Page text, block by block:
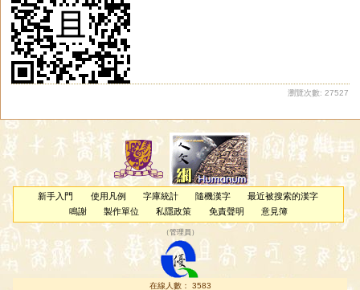
瀏覽次數: 27527
新手入門 使用凡例 字庫統計 隨機漢字
最近被搜索的漢字
鳴謝
製作單位 私隱政策 免責聲明 意見簿
（管理員 ）
在線人數： 3583